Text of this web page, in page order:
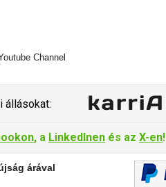
Channel
állásokat:
, a LinkedInen és az X-en!
árával